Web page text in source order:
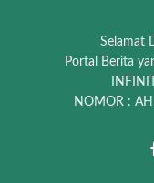
Selamat
Portal Berita
NOMOR :